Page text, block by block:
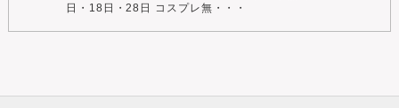
日・18日・28日 コスプレ無・・・